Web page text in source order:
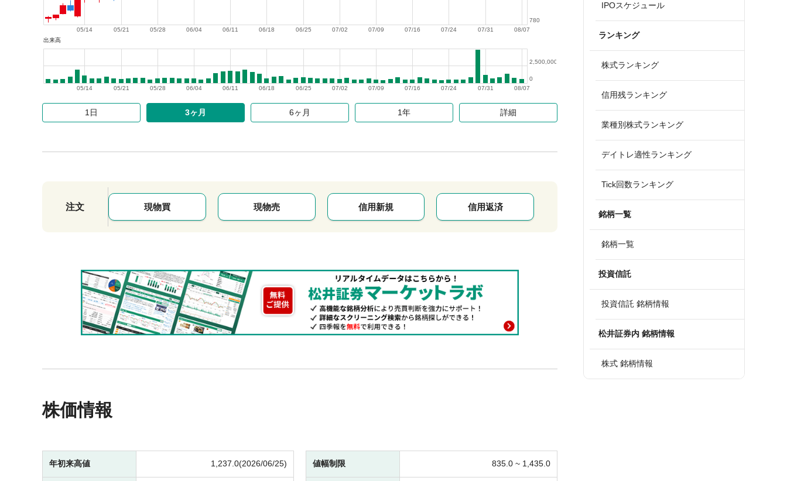
08/07
07/31
07/24
07/16
07/09
07/02
06/25
06/18
06/11
06/04
05/28
05/21
05/14
780
出来高
08/07
07/31
07/24
07/16
07/09
07/02
06/25
06/18
06/11
06/04
05/28
05/21
05/14
0
2,500,000
1日 3ヶ月 6ヶ月 1年 詳細
注文 現物買 現物売 信用新規 信用返済
株価情報
年初来高値 1,237.0(2026/06/25) 値幅制限 835.0 ~ 1,435.0
IPOスケジュール
ランキング
株式ランキング
信用残ランキング
業種別株式ランキング
デイトレ適性ランキング
Tick回数ランキング
銘柄一覧
銘柄一覧
投資信託
投資信託 銘柄情報
松井証券内 銘柄情報
株式 銘柄情報